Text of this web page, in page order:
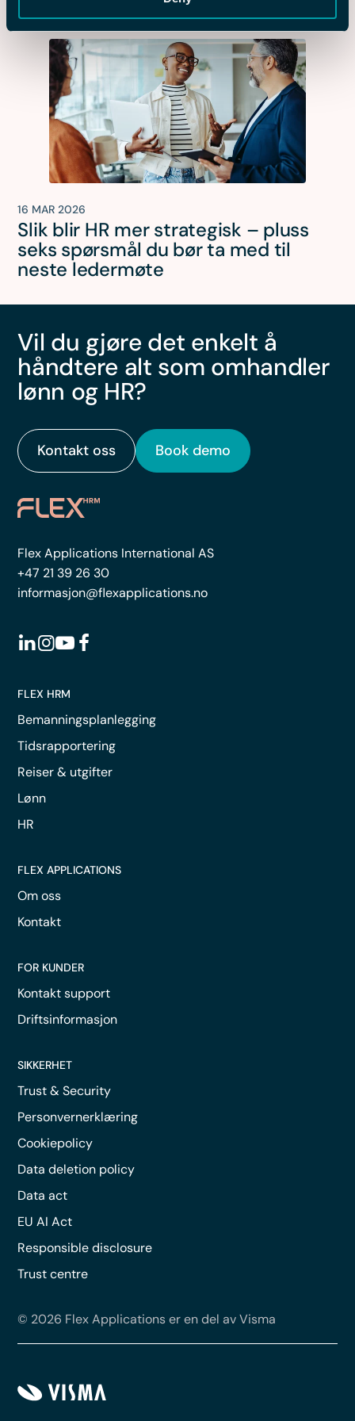
16 MAR 2026
Slik blir HR mer strategisk – pluss
seks spørsmål du bør ta med til
neste ledermøte
Vil du gjøre det enkelt å
håndtere alt som omhandler
lønn og HR?
Kontakt oss Book demo
Flex Applications International AS
+47 21 39 26 30
informasjon@flexapplications.no
FLEX HRM
Bemanningsplanlegging
Tidsrapportering
Reiser & utgifter
Lønn
HR
FLEX APPLICATIONS
Om oss
Kontakt
FOR KUNDER
Kontakt support
Driftsinformasjon
SIKKERHET
Trust & Security
Personvernerklæring
Cookiepolicy
Data deletion policy
Data act
EU AI Act
Responsible disclosure
Trust centre
© 2026 Flex Applications er en del av Visma